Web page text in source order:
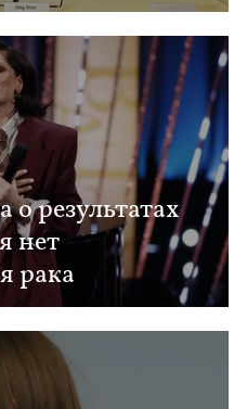
о результатах
нет
рака